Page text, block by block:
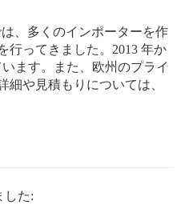
、多くのインポーターを作
行ってきました。2013 年か
ます。また、欧州のプライ
細や見積もりについては、
した: